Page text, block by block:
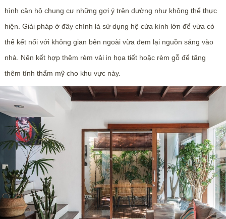
hình căn hộ chung cư những gợi ý trên dường như không thể thực
hiện. Giải pháp ở đây chính là sử dụng hệ cửa kính lớn để vừa có
thể kết nối với không gian bên ngoài vừa đem lại nguồn sáng vào
nhà. Nên kết hợp thêm rèm vải in họa tiết hoặc rèm gỗ để tăng
thêm tính thẩm mỹ cho khu vực này.